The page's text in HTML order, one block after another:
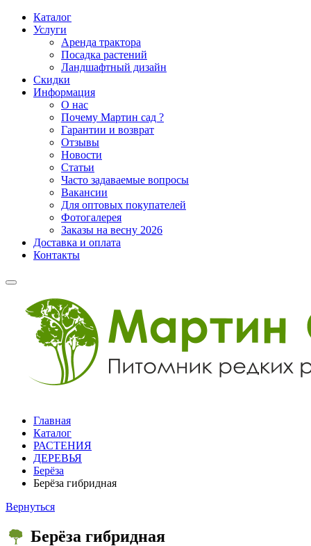
Каталог
Услуги
Аренда трактора
Посадка растений
Ландшафтный дизайн
Скидки
Информация
О нас
Почему Мартин сад ?
Гарантии и возврат
Отзывы
Новости
Статьи
Часто задаваемые вопросы
Вакансии
Для оптовых покупателей
Фотогалерея
Заказы на весну 2026
Доставка и оплата
Контакты
Главная
Каталог
РАСТЕНИЯ
ДЕРЕВЬЯ
Берёза
Берёза гибридная
Вернуться
Берёза гибридная